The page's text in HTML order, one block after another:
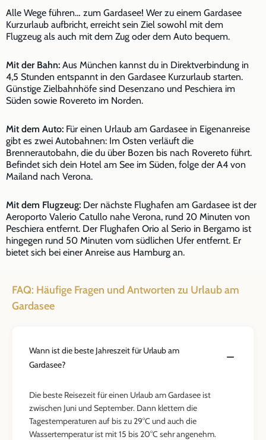
Alle Wege führen… zum Gardasee! Wer zu einem Gardasee
Kurzurlaub aufbricht, erreicht sein Ziel sowohl mit dem
Flugzeug als auch mit dem Zug oder dem Auto bequem.
Mit der Bahn: Aus München kannst du in Direktverbindung in
4,5 Stunden entspannt in den Gardasee Kurzurlaub starten.
Günstige Zielbahnhöfe sind Desenzano und Peschiera im
Süden sowie Rovereto im Norden.
Mit dem Auto: Für einen Urlaub am Gardasee in Eigenanreise
gibt es zwei Autobahnen: Im Osten verläuft die
Brennerautobahn, die du über Bozen bis nach Rovereto führt.
Befindet sich dein Hotel am See im Süden, folge der A4 von
Mailand nach Verona.
Mit dem Flugzeug: Der nächste Flughafen am Gardasee ist der
Aeroporto Valerio Catullo nahe Verona, rund 20 Minuten von
Peschiera entfernt. Der Flughafen Orio al Serio in Bergamo ist
hingegen rund 50 Minuten vom südlichen Ufer entfernt. Er
bietet sich bei einer Anreise aus Hamburg an.
FAQ: Häufige Fragen und Antworten zu Urlaub am
Gardasee
Wann ist die beste Jahreszeit für Urlaub am
Gardasee?
Die beste Reisezeit für einen Urlaub am Gardasee ist
zwischen Juni und September. Dann klettern die
Tagestemperaturen auf bis zu 29°C und auch die
Wassertemperatur ist mit 15 bis 20°C sehr angenehm.